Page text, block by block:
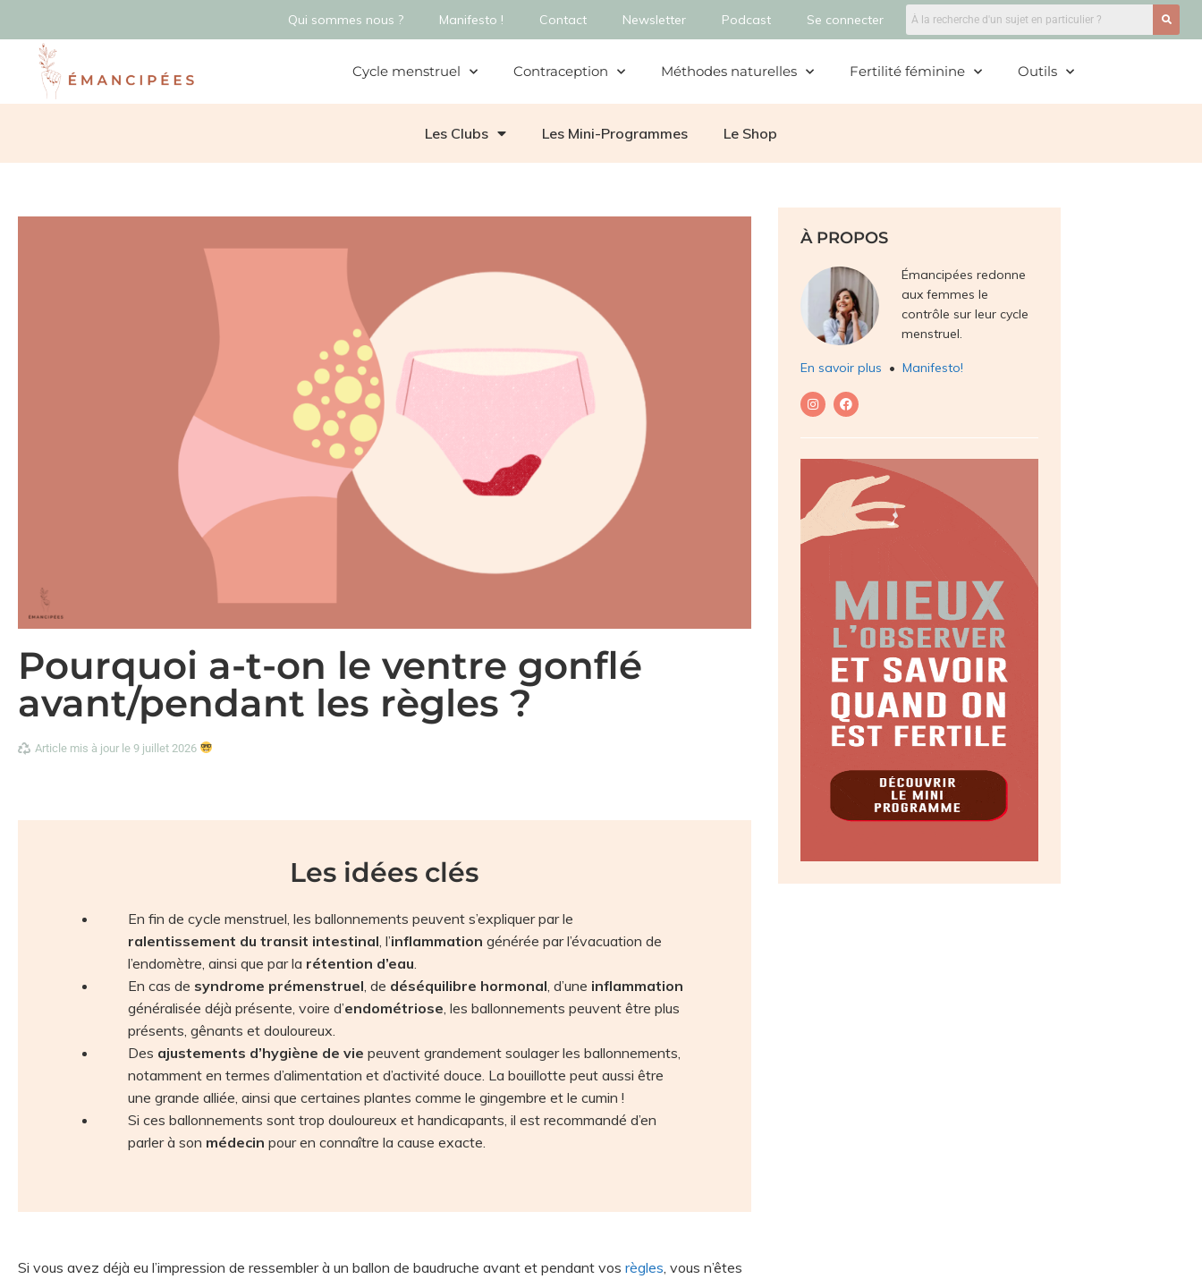
Qui sommes nous ? Manifesto ! Contact Newsletter Podcast Se connecter
Cycle menstruel Contraception Méthodes naturelles Fertilité féminine Outils
Les Clubs Les Mini-Programmes Le Shop
Pourquoi a-t-on le ventre gonflé
avant/pendant les règles ?
Article mis à jour le 9 juillet 2026
Les idées clés
En fin de cycle menstruel, les ballonnements peuvent s’expliquer par le
ralentissement du transit intestinal , l’inflammation générée par l’évacuation de
l’endomètre, ainsi que par la rétention d’eau
En cas de syndrome prémenstruel , de déséquilibre hormonal , d’une inflammation
généralisée déjà présente, voire d’endométriose , les ballonnements peuvent être plus
présents, gênants et douloureux.
Des ajustements d’hygiène de vie peuvent grandement soulager les ballonnements,
notamment en termes d’alimentation et d’activité douce. La bouillotte peut aussi être
une grande alliée, ainsi que certaines plantes comme le gingembre et le cumin !
Si ces ballonnements sont trop douloureux et handicapants, il est recommandé d’en
parler à son médecin pour en connaître la cause exacte.
Si vous avez déjà eu l’impression de ressembler à un ballon de baudruche avant et pendant vos règles , vous n’êtes
À PROPOS
Émancipées redonne
aux femmes le
contrôle sur leur cycle
menstruel.
En savoir plus • Manifesto!